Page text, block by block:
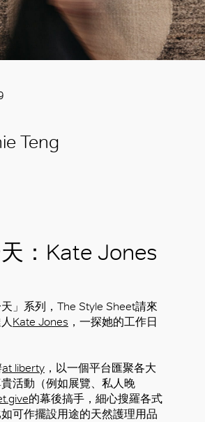
Teng
：Kate Jones
」系列，The Style Sheet請來
Kate Jones ，一探她的工作日
at liberty ，以一個平台匯聚各大
活動（例如展覽、私人晚
的幕後搞手，細心搜羅各式
可作擺設用途的天然護理用品